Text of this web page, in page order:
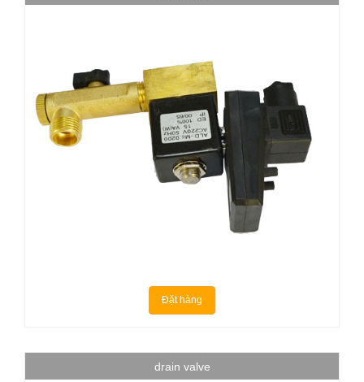
Đặt hàng
drain valve